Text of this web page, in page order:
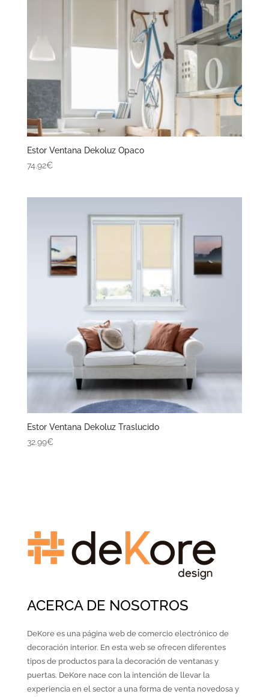
Estor Ventana Dekoluz Opaco
74.92€
Estor Ventana Dekoluz Traslucido
32.99€
ACERCA DE NOSOTROS
DeKore es una página web de comercio electrónico de
decoración interior. En esta web se ofrecen diferentes
tipos de productos para la decoración de ventanas y
puertas. DeKore nace con la intención de llevar la
experiencia en el sector a una forma de venta novedosa y